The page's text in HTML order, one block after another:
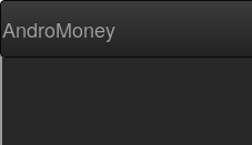
AndroMoney